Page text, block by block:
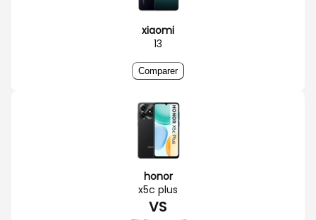
xiaomi
13
Comparer
honor
x5c plus
VS